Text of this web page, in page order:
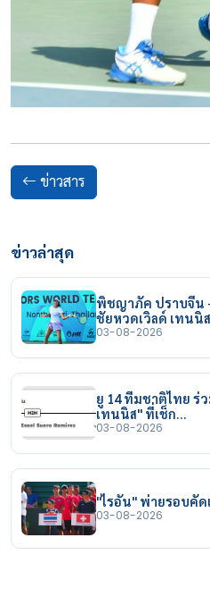
ข่าวสาร
ข่าวล่าสุด
พิชญาภัค ปราบจีน
ชัยหวดเวิลด์ เทนนิ
03-08-2026
ยู 14 ทีมชาติไทย ร่
เทนนิส" ที่เช็ก…
03-08-2026
"ไรอัน" พ่ายรอบคัด
03-08-2026